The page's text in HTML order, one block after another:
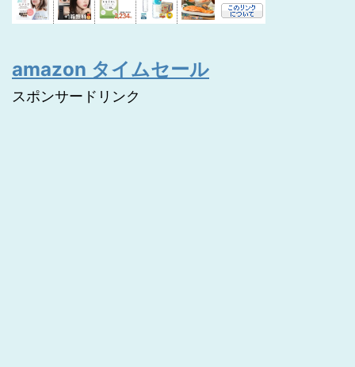
amazon タイムセール
スポンサードリンク